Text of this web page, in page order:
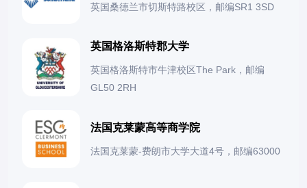
英国桑德兰市切斯特路校区，邮编SR1 3SD
英国格洛斯特郡大学
英国格洛斯特市牛津校区The Park，邮编
GL50 2RH
法国克莱蒙高等商学院
法国克莱蒙-费朗市大学大道4号，邮编63000